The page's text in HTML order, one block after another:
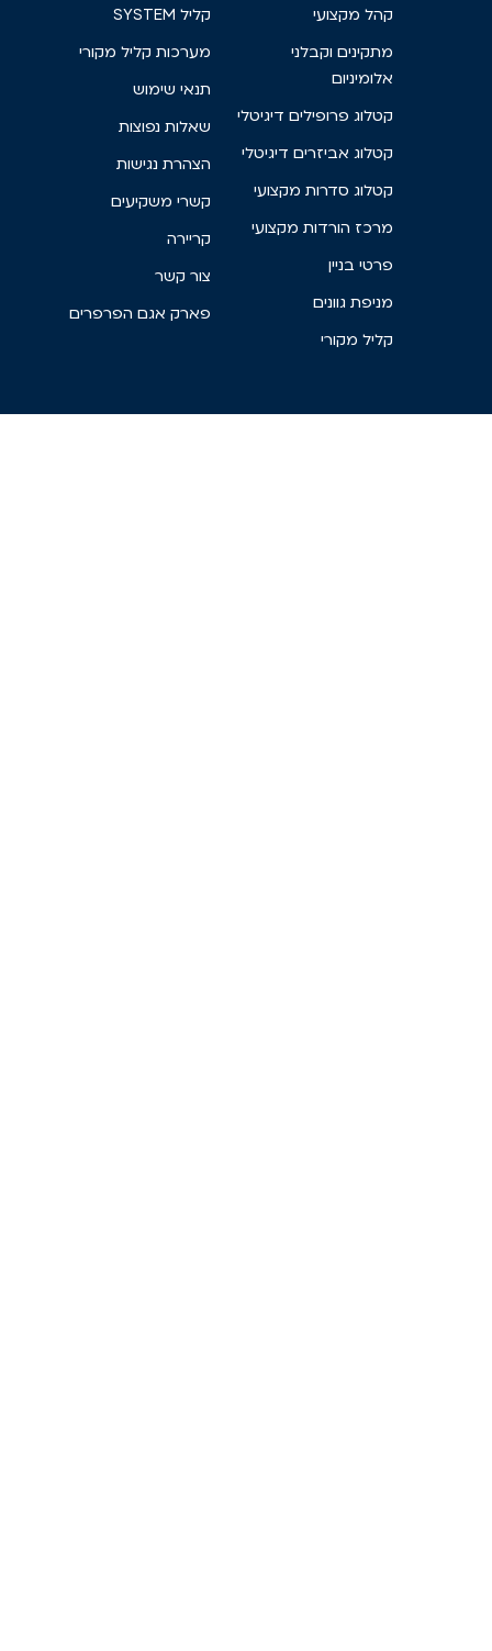
קהל מקצועי
מתקינים וקבלני
אלומיניום
קטלוג פרופילים דיגיטלי
קטלוג אביזרים דיגיטלי
קטלוג סדרות מקצועי
מרכז הורדות מקצועי
פרטי בניין
מניפת גוונים
קליל מקורי
קליל SYSTEM
מערכות קליל מקורי
תנאי שימוש
שאלות נפוצות
הצהרת נגישות
קשרי משקיעים
קריירה
צור קשר
פארק אגם הפרפרים